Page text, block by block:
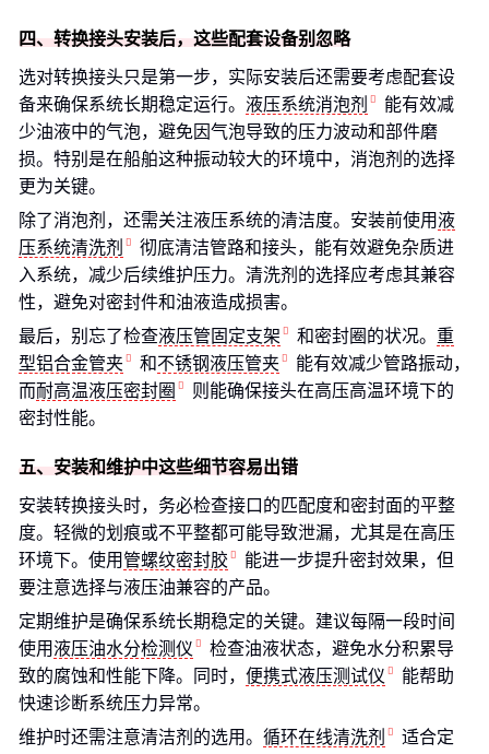
四、转换接头安装后，这些配套设备别忽略
选对转换接头只是第一步，实际安装后还需要考虑配套设
备来确保系统长期稳定运行。 液压系统消泡剂
能有效减
少油液中的气泡，避免因气泡导致的压力波动和部件磨
损。特别是在船舶这种振动较大的环境中，消泡剂的选择
更为关键。
除了消泡剂，还需关注液压系统的清洁度。安装前使用 液
压系统清洗剂
彻底清洁管路和接头，能有效避免杂质进
入系统，减少后续维护压力。清洗剂的选择应考虑其兼容
性，避免对密封件和油液造成损害。
最后，别忘了检查液压管固定支架 和密封圈的状况。 重
型铝合金管夹
和不锈钢液压管夹
能有效减少管路振动，
而耐高温液压密封圈
则能确保接头在高压高温环境下的
密封性能。
五、安装和维护中这些细节容易出错
安装转换接头时，务必检查接口的匹配度和密封面的平整
度。轻微的划痕或不平整都可能导致泄漏，尤其是在高压
环境下。使用 管螺纹密封胶
能进一步提升密封效果，但
要注意选择与液压油兼容的产品。
定期维护是确保系统长期稳定的关键。建议每隔一段时间
使用 液压油水分检测仪
检查油液状态，避免水分积累导
致的腐蚀和性能下降。同时， 便携式液压测试仪
能帮助
快速诊断系统压力异常。
维护时还需注意清洁剂的选用。 循环在线清洗剂
适合定